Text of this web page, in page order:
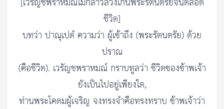
ชีวิต]
บทว่า ปาณุเปตํ ความว่า ผู้เข้าถึง (พระรัตนตรัย) ด้วย
ปราณ
(คือชีวิต). เวรัญชพราหมณ์ กราบทูลว่า ชีวิตของข้าพเจ้า
ยังเป็นไปอยู่เพียงใด,
ท่านพระโคดมผู้เจริญ จงทรงจำคือทรงทราบ ข้าพเจ้าว่า